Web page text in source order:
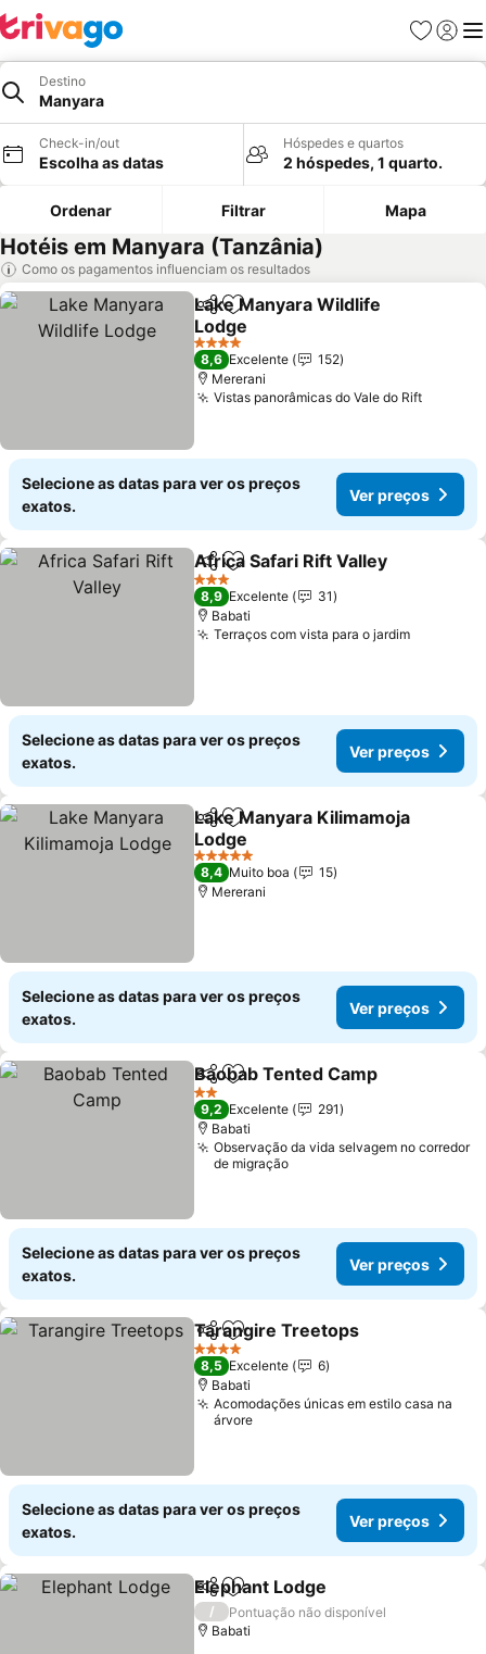
Favoritos
Iniciar
Destino
Manyara
Check-in/out
Escolha as datas
Hóspedes e quartos
2 hóspedes, 1 quarto.
Ordenar Filtrar Mapa
Hotéis em Manyara (Tanzânia)
Como os pagamentos influenciam os resultados
PartilharAdicionar aos favoritos
Lake Manyara Wildlife
Lodge
Ver preços
4 Estrelas
8,6 Excelente
152
Mererani
Vistas panorâmicas do Vale do RiftVer
Selecione as datas para ver os preços
exatos.
Ver preços
PartilharAdicionar aos favoritos
Africa Safari Rift Valley
3 Estrelas
8,9 Excelente
31
Babati
Terraços com vista para o jardimVer
Selecione as datas para ver os preços
exatos.
Ver preços
PartilharAdicionar aos favoritos
Lake Manyara Kilimamoja
Lodge
Ver preços
5 Estrelas
8,4 Muito boa
15
Mererani
Selecione as datas para ver os preços
exatos.
Ver preços
PartilharAdicionar aos favoritos
Baobab Tented Camp
2 Estrelas
9,2 Excelente
291
Babati
Observação da vida selvagem no corredor
de migração
Selecione as datas para ver os preços
exatos.
Ver preços
PartilharAdicionar aos favoritos
Tarangire Treetops
4 Estrelas
8,5 Excelente
6
Babati
Acomodações únicas em estilo casa na
árvore
Selecione as datas para ver os preços
exatos.
Ver preços
PartilharAdicionar aos favoritos
Elephant Lodge
/
Pontuação não disponível
Babati